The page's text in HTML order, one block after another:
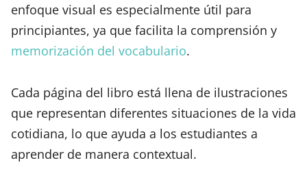
enfoque visual es especialmente útil para
principiantes, ya que facilita la comprensión y
memorización del vocabulario.
Cada página del libro está llena de ilustraciones
que representan diferentes situaciones de la vida
cotidiana, lo que ayuda a los estudiantes a
aprender de manera contextual.